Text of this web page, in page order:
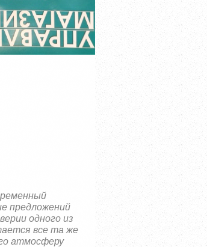
предложений
одного из
все та же
атмосферу